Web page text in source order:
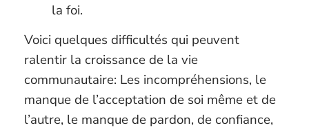
la foi.
Voici quelques difficultés qui peuvent
ralentir la croissance de la vie
communautaire: Les incompréhensions, le
manque de l’acceptation de soi même et de
l’autre, le manque de pardon, de confiance,